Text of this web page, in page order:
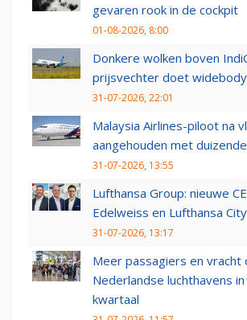
gevaren rook in de cockpit
01-08-2026, 8:00
Donkere wolken boven
prijsvechter doet
31-07-2026, 22:01
Malaysia Airlines-piloot na
aangehouden met
31-07-2026, 13:55
Lufthansa Group: nieuwe
Edelweiss en Lufthansa
31-07-2026, 13:17
Meer passagiers en vracht
Nederlandse luchthavens
kwartaal